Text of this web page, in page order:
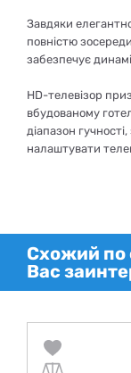
Завдяки
повністю
забезпечує
HD-телевізор
вбудованому
діапазон
налаштувати
Схожий по
Вас